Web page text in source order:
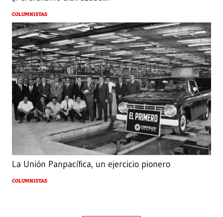
COLUMNISTAS
La Unión Panpacífica, un ejercicio pionero
COLUMNISTAS